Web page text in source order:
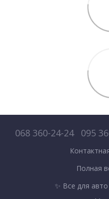
068 360-24-24 095
Полная
✨ Все для